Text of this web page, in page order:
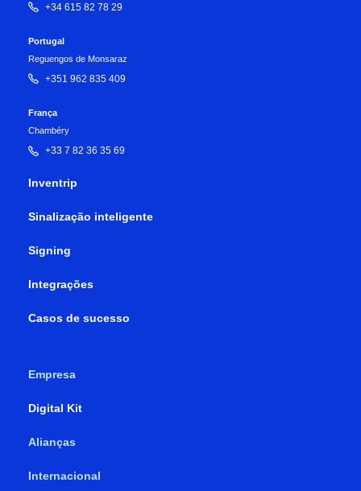
+34 615 82 78 29
Portugal
Reguengos de Monsaraz
+351 962 835 409
França
Chambéry
+33 7 82 36 35 69
Inventrip
Sinalização inteligente
Signing
Integrações
Casos de sucesso
Empresa
Digital Kit
Alianças
Internacional